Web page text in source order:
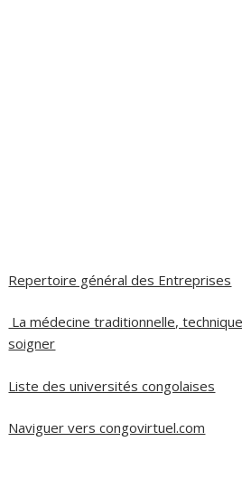
Repertoire général des Entreprises
La médecine traditionnelle,
soigner
Liste des universités congolaises
Naviguer vers congovirtuel.com